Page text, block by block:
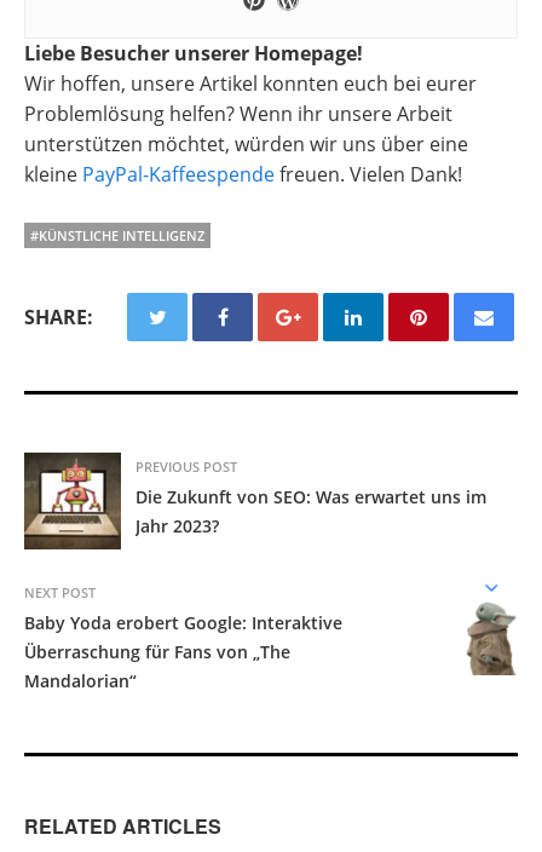
Liebe Besucher unserer Homepage!
Wir hoffen, unsere Artikel konnten euch bei eurer
Problemlösung helfen? Wenn ihr unsere Arbeit
unterstützen möchtet, würden wir uns über eine
kleine PayPal-Kaffeespendefreuen. Vielen Dank!
#KÜNSTLICHE INTELLIGENZ
SHARE:
PREVIOUS POST
Die Zukunft von SEO: Was erwartet uns im
Jahr 2023?
NEXT POST
Baby Yoda erobert Google: Interaktive
Überraschung für Fans von „The
Mandalorian“
RELATED ARTICLES